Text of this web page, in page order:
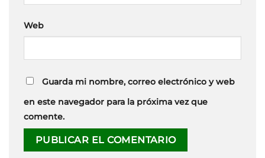
Web
Guarda mi nombre, correo electrónico y web
en este navegador para la próxima vez que
comente.